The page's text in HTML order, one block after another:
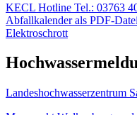
KECL Hotline Tel.: 03763
Abfallkalender als PDF-Datei
Elektroschrott
Landeshochwas­serzentrum